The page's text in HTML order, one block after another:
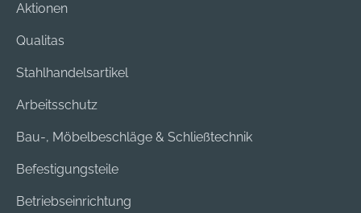
Aktionen
Qualitas
Stahlhandelsartikel
Arbeitsschutz
Bau-, Möbelbeschläge & Schließtechnik
Befestigungsteile
Betriebseinrichtung